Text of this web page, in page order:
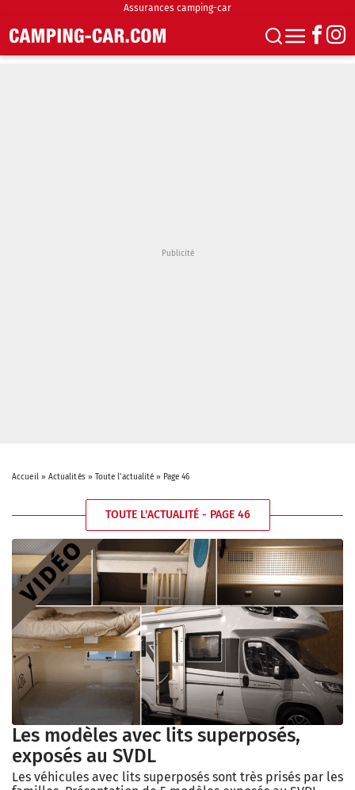
Assurances camping-car
Accueil» Actualités» Toute l'actualité » Page 46
TOUTE L'ACTUALITÉ - PAGE 46
Les modèles avec lits superposés,
exposés au SVDL
Les véhicules avec lits superposés sont très prisés par les